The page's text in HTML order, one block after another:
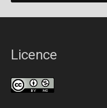
Licence